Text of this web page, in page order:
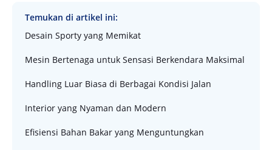
Temukan di artikel ini:
Desain Sporty yang Memikat
Mesin Bertenaga untuk Sensasi Berkendara Maksimal
Handling Luar Biasa di Berbagai Kondisi Jalan
Interior yang Nyaman dan Modern
Efisiensi Bahan Bakar yang Menguntungkan